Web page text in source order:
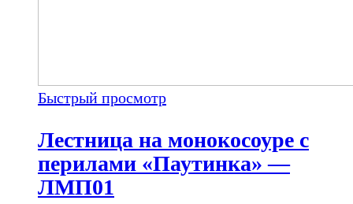
Быстрый просмотр
Лестница на монокосоуре с
перилами «Паутинка» —
ЛМП01